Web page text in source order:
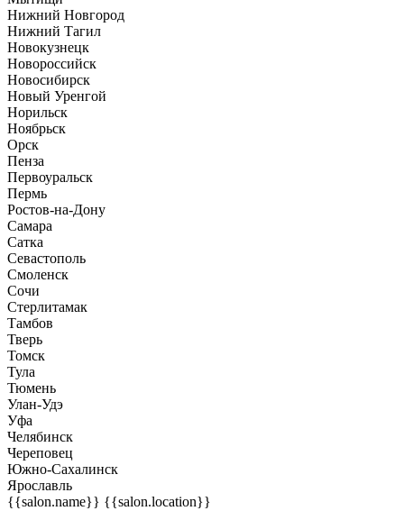
Нижний Новгород
Нижний Тагил
Новокузнецк
Новороссийск
Новосибирск
Новый Уренгой
Норильск
Ноябрьск
Орск
Пенза
Первоуральск
Пермь
Ростов-на-Дону
Самара
Сатка
Севастополь
Смоленск
Сочи
Стерлитамак
Тамбов
Тверь
Томск
Тула
Тюмень
Улан-Удэ
Уфа
Челябинск
Череповец
Южно-Сахалинск
Ярославль
{{salon.name}} {{salon.location}}